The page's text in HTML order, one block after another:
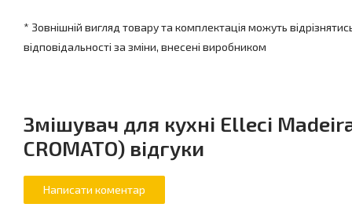
* Зовнішній вигляд товару та комплектація можуть
відповідальності за зміни, внесені виробником
Змішувач для кухні Elleci
CROMATO) відгуки